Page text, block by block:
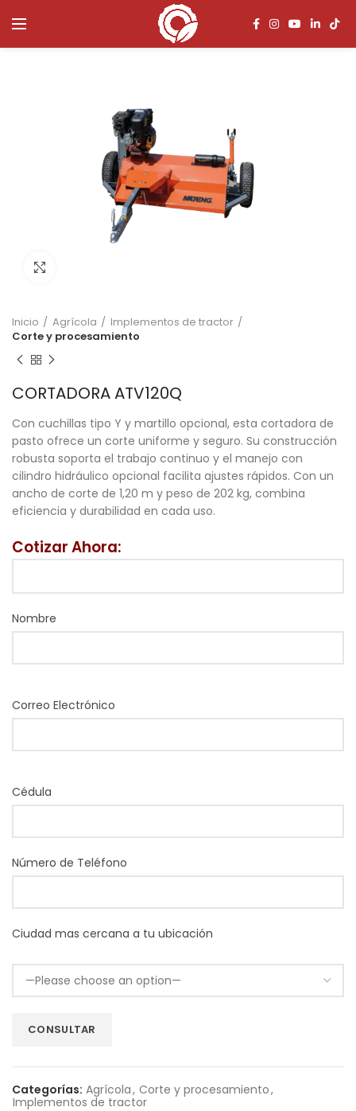
Inicio Agrícola
Implementos de tractor
Corte y procesamiento
CORTADORA ATV120Q
Con cuchillas tipo Y y martillo opcional, esta cortadora de
pasto ofrece un corte uniforme y seguro. Su construcción
robusta soporta el trabajo continuo y el manejo con
cilindro hidráulico opcional facilita ajustes rápidos. Con un
ancho de corte de 1,20 m y peso de 202 kg, combina
eficiencia y durabilidad en cada uso.
Cotizar Ahora:
Nombre
Correo Electrónico
Cédula
Número de Teléfono
Ciudad mas cercana a tu ubicación
Categorías: Agrícola, Corte y procesamiento,
Implementos de tractor